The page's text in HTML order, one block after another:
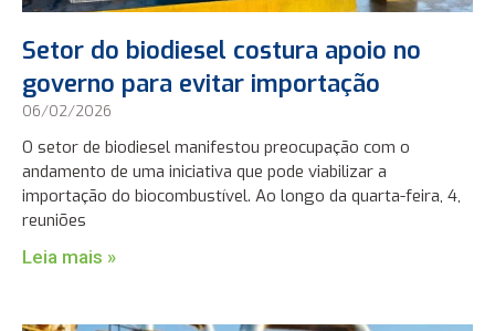
Setor do biodiesel costura apoio no
governo para evitar importação
06/02/2026
O setor de biodiesel manifestou preocupação com o
andamento de uma iniciativa que pode viabilizar a
importação do biocombustível. Ao longo da quarta-feira, 4,
reuniões
Leia mais »